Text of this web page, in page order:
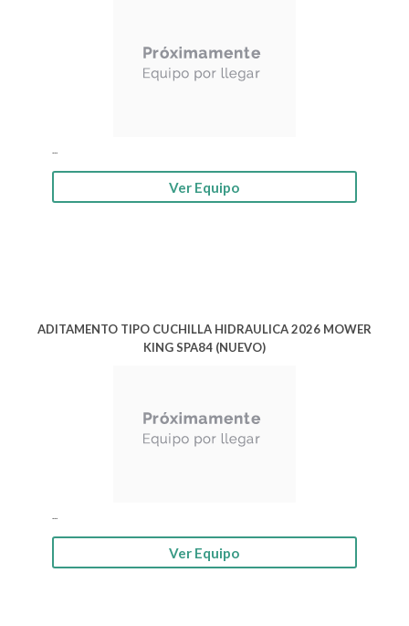
Ver Equipo
ADITAMENTO TIPO CUCHILLA HIDRAULICA 2026 MOWER
KING SPA84 (NUEVO)
Ver Equipo